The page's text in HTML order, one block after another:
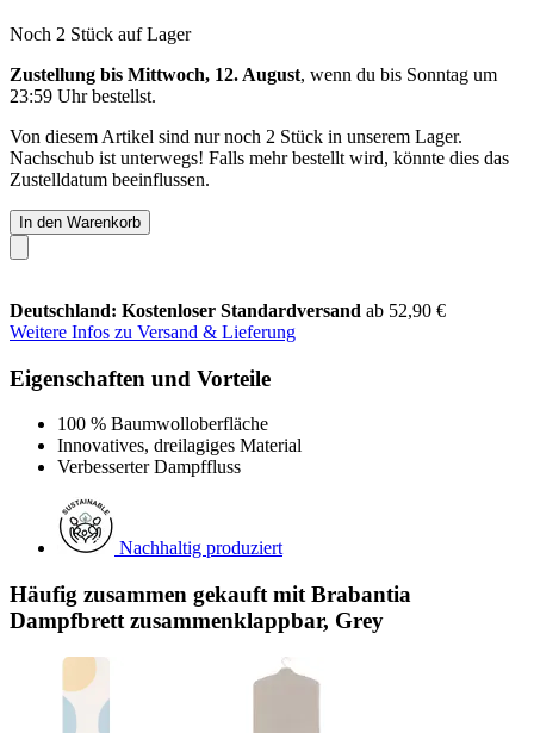
Noch 2 Stück auf Lager
Zustellung bis Mittwoch, 12. August, wenn du bis Sonntag um
23:59 Uhrbestellst.
Von diesem Artikel sind nur noch 2 Stück in unserem Lager.
Nachschub ist unterwegs! Falls mehr bestellt wird, könnte dies das
Zustelldatum beeinflussen.
In den Warenkorb
Deutschland: Kostenloser Standardversand ab 52,90 €
Weitere Infos zu Versand & Lieferung
Eigenschaften und Vorteile
100 % Baumwolloberfläche
Innovatives, dreilagiges Material
Verbesserter Dampffluss
Nachhaltig produziert
Häufig zusammen gekauft mit Brabantia
Dampfbrett zusammenklappbar, Grey